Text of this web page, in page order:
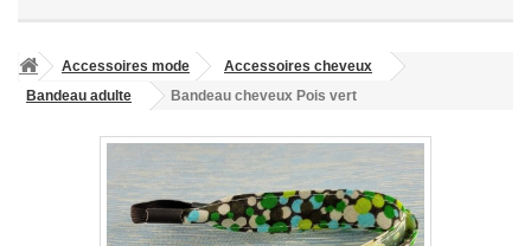
Accessoires mode
Accessoires cheveux
Bandeau adulte
Bandeau cheveux Pois vert